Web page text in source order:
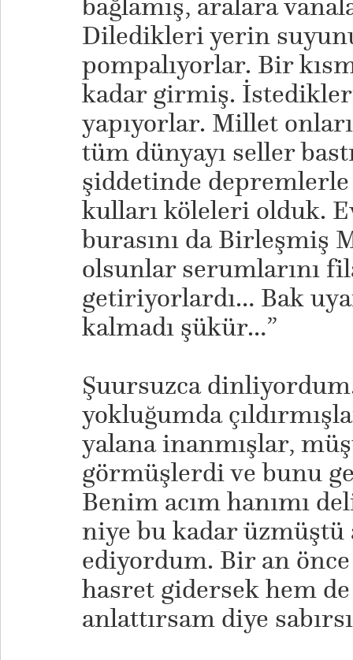
bağlamış, aralara
Diledikleri yerin
pompalıyorlar. Bir
kadar girmiş.
yapıyorlar. Millet
tüm dünyayı seller
şiddetinde
kulları köleleri olduk.
burasını da Birleşmiş
olsunlar serumlarını
getiriyorlardı… Bak
kalmadı şükür…”
Şuursuzca
yokluğumda
yalana inanmışlar,
görmüşlerdi ve bunu
Benim acım hanımı
niye bu kadar üzmüştü
ediyordum. Bir an
hasret gidersek hem
anlattırsam diye